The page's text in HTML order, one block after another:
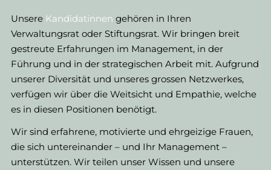
Unsere Kandidatinnen gehören in Ihren
Verwaltungsrat oder Stiftungsrat. Wir bringen breit
gestreute Erfahrungen im Management, in der
Führung und in der strategischen Arbeit mit. Aufgrund
unserer Diversität und unseres grossen Netzwerkes,
verfügen wir über die Weitsicht und Empathie, welche
es in diesen Positionen benötigt.
Wir sind erfahrene, motivierte und ehrgeizige Frauen,
die sich untereinander – und Ihr Management –
unterstützen. Wir teilen unser Wissen und unsere